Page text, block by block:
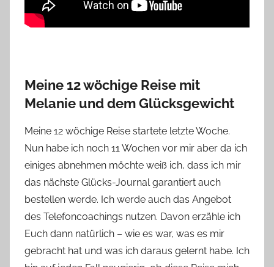
Meine 12 wöchige Reise mit
Melanie und dem Glücksgewicht
Meine 12 wöchige Reise startete letzte Woche.
Nun habe ich noch 11 Wochen vor mir aber da ich
einiges abnehmen möchte weiß ich, dass ich mir
das nächste Glücks-Journal garantiert auch
bestellen werde. Ich werde auch das Angebot
des Telefoncoachings nutzen. Davon erzähle ich
Euch dann natürlich – wie es war, was es mir
gebracht hat und was ich daraus gelernt habe. Ich